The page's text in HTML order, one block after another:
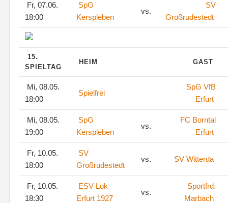
Fr, 07.06.
18:00
SpG
Kerspleben
vs.
SV
Großrudestedt
15.
SPIELTAG
HEIM GAST
Mi, 08.05.
18:00
Spielfrei
SpG VfB
Erfurt
Mi, 08.05.
19:00
SpG
Kerspleben
vs.
FC Borntal
Erfurt
Fr, 10.05.
18:00
SV
Großrudestedt
vs. SV Witterda
Fr, 10.05.
18:30
ESV Lok
Erfurt 1927
vs.
Sportfrd.
Marbach